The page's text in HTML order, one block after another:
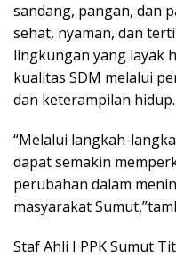
sandang, pangan, dan
sehat, nyaman, dan
lingkungan yang layak
kualitas SDM melalui
dan keterampilan hidup.
“Melalui langkah-
dapat semakin
perubahan dalam
masyarakat
Staf Ahli I PPK Sumut